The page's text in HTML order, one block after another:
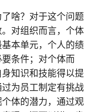
啥？对于这个问题
对组织而言，个体
本单元，个人的绩
条件；对个体而
知识和技能得以提
为员工制定有挑战
体的潜力，通过观